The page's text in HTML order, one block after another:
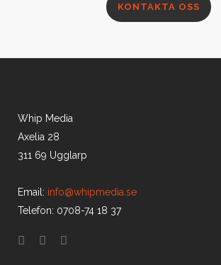
KONTAKTA OSS
Whip Media
Axelia 28
311 69 Ugglarp
Email: info@whipmedia.se
Telefon: 0708-74 18 37